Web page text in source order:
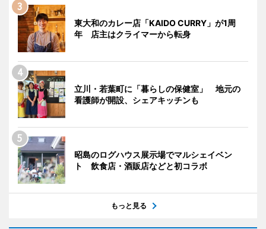
東大和のカレー店「KAIDO CURRY」が1周
年 店主はクライマーから転身
立川・若葉町に「暮らしの保健室」 地元の
看護師が開設、シェアキッチンも
昭島のログハウス展示場でマルシェイベン
ト 飲食店・酒販店などと初コラボ
もっと見る